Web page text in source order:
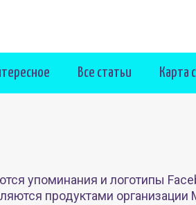
Все статьи Карта
упоминания и логотипы
продуктами организации